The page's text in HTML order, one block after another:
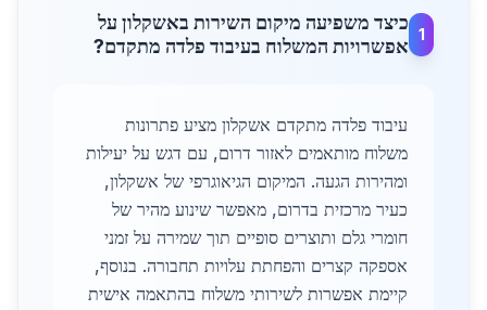
1
כיצד משפיעה מיקום השירות באשקלון על
אפשרויות המשלוח בעיבוד פלדה מתקדם?
עיבוד פלדה מתקדם אשקלון מציע פתרונות
משלוח מותאמים לאזור דרום, עם דגש על יעילות
ומהירות הגעה. המיקום הגיאוגרפי של אשקלון,
כעיר מרכזית בדרום, מאפשר שינוע מהיר של
חומרי גלם ותוצרים סופיים תוך שמירה על זמני
אספקה קצרים והפחתת עלויות תחבורה. בנוסף,
קיימת אפשרות לשירותי משלוח בהתאמה אישית